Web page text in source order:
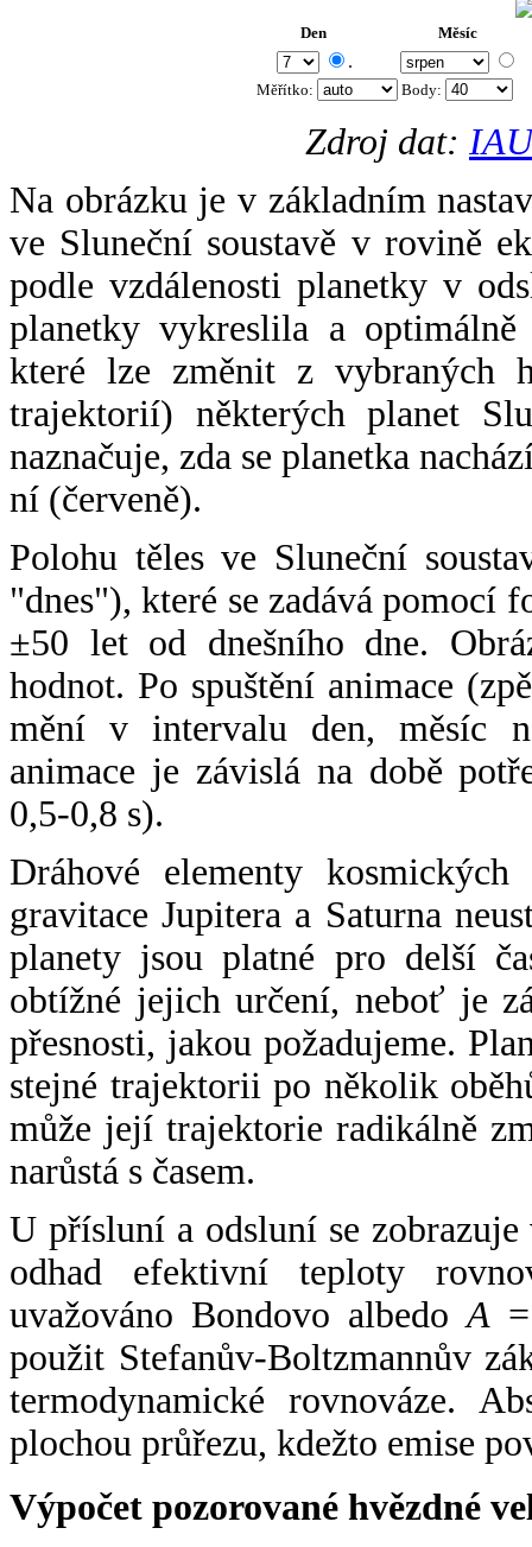
Den Měsíc
.
Měřítko: Body:
Zdroj dat:
Na obrázku je v základním
ve Sluneční soustavě v rovině
podle vzdálenosti planetky v
planetky vykreslila a
které lze změnit z vybraných
trajektorií) některých planet
naznačuje, zda se planetka
ní (červeně).
Polohu těles ve Sluneční
"dnes"), které se zadává pomocí
±50 let od dnešního dne.
hodnot. Po spuštění animace
mění v intervalu den, měsíc
animace je závislá na době
0,5-0,8 s).
Dráhové elementy
gravitace Jupitera a Saturna
planety jsou platné pro delší
obtížné jejich určení, neboť je
přesnosti, jakou požadujeme.
stejné trajektorii po několik
může její trajektorie radikálně
narůstá s časem.
U přísluní a odsluní se
odhad efektivní teploty
uvažováno Bondovo albedoA
použit Stefanův-Boltzmannův
termodynamické rovnováze.
plochou průřezu, kdežto emise
Výpočet pozorované hvězdné